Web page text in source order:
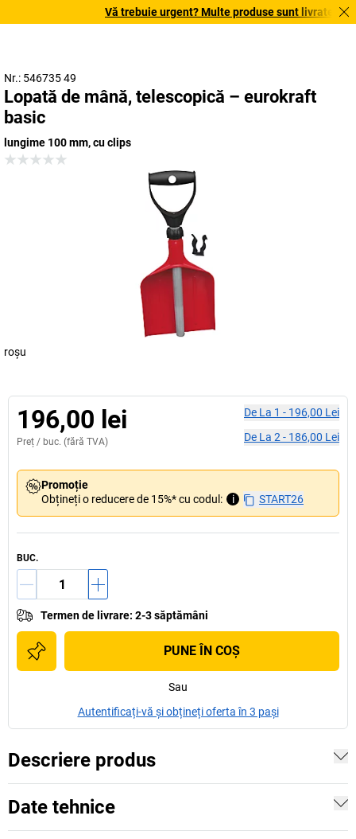
Vă trebuie urgent? Multe produse sunt livrate în
Nr.: 546735 49
Lopată de mână, telescopică – eurokraft
basic
lungime 100 mm, cu clips
roșu
196,00 lei
Preț / buc. (fără TVA)
De La 1 - 196,00 Lei
De La 2 - 186,00 Lei
Promoție
Obțineți o reducere de 15%* cu codul:
i START26
BUC.
Termen de livrare: 2-3 săptămâni
PUNE ÎN COŞ
Sau
Autentificați-vă și obțineți oferta în 3 pași
Descriere produs
Date tehnice